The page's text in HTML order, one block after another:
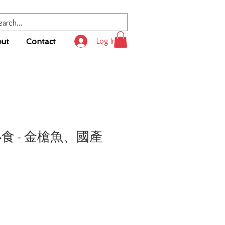
Contact Log In
- 金槍魚、國產